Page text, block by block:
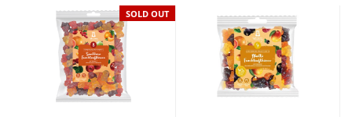
SOLD OUT